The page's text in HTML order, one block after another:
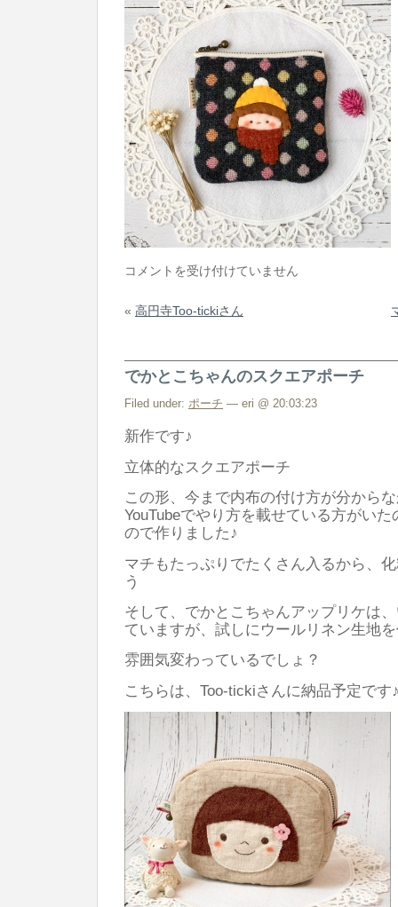
マ
ラ
と
こ
ち
ポ
ー
チ
は
コメントを受け付けていません
« 高円寺Too-tickiさん
でかとこちゃんのスクエアポーチ
Filed under: ポーチ — eri @ 20:03:23
新作です♪
立体的なスクエアポーチ
この形、今まで内布の付け方が分から
YouTubeでやり方を載せている方がい
ので作りました♪
マチもたっぷりでたくさん入るから、
う
そして、でかとこちゃんアップリケは
ていますが、試しにウールリネン生地
雰囲気変わっているでしょ？
こちらは、Too-tickiさんに納品予定です